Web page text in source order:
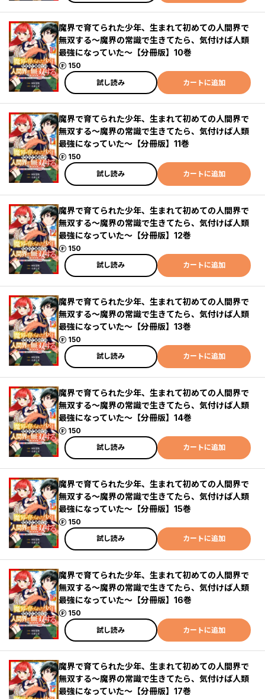
魔界で育てられた少年、生まれて初めての人間界で
無双する～魔界の常識で生きてたら、気付けば人類
最強になっていた～【分冊版】10巻
150
ポイント
試し読み
カートに追加
魔界で育てられた少年、生まれて初めての人間界で
無双する～魔界の常識で生きてたら、気付けば人類
最強になっていた～【分冊版】11巻
150
ポイント
試し読み
カートに追加
魔界で育てられた少年、生まれて初めての人間界で
無双する～魔界の常識で生きてたら、気付けば人類
最強になっていた～【分冊版】12巻
150
ポイント
試し読み
カートに追加
魔界で育てられた少年、生まれて初めての人間界で
無双する～魔界の常識で生きてたら、気付けば人類
最強になっていた～【分冊版】13巻
150
ポイント
試し読み
カートに追加
魔界で育てられた少年、生まれて初めての人間界で
無双する～魔界の常識で生きてたら、気付けば人類
最強になっていた～【分冊版】14巻
150
ポイント
試し読み
カートに追加
魔界で育てられた少年、生まれて初めての人間界で
無双する～魔界の常識で生きてたら、気付けば人類
最強になっていた～【分冊版】15巻
150
ポイント
試し読み
カートに追加
魔界で育てられた少年、生まれて初めての人間界で
無双する～魔界の常識で生きてたら、気付けば人類
最強になっていた～【分冊版】16巻
150
ポイント
試し読み
カートに追加
魔界で育てられた少年、生まれて初めての人間界で
無双する～魔界の常識で生きてたら、気付けば人類
最強になっていた～【分冊版】17巻